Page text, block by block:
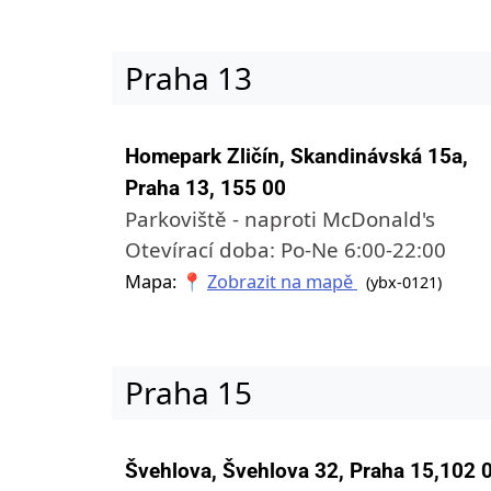
Praha 13
Homepark Zličín, Skandinávská 15a,
Praha 13, 155 00
Parkoviště - naproti McDonald's
Otevírací doba: Po-Ne 6:00-22:00
Mapa: 📍 Zobrazit na mapě (ybx-0121)
Praha 15
Švehlova, Švehlova 32, Praha 15,102